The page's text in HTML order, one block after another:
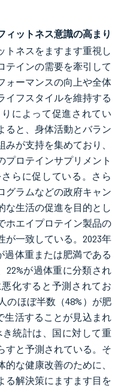
ィットネス意識の高まり
トネスをますます重視し
テインの需要を牽引して
ォーマンスの向上や全体
イフスタイルを維持する
によって促進されてい
ると、身体活動とバラン
が支持を集めており、
プロテインサプリメント
らに促している。さら
グラムなどの政府キャン
な生活の促進を目的とし
ホエイプロテイン製品の
が一致している。2023年
過体重または肥満である
22%が過体重に分類され
化すると予測されてお
のほぼ半数（48%）が肥
生活することが見込まれ
統計は、国に対して重
すと予測されている。そ
な健康改善のために、
る解決策にますます目を